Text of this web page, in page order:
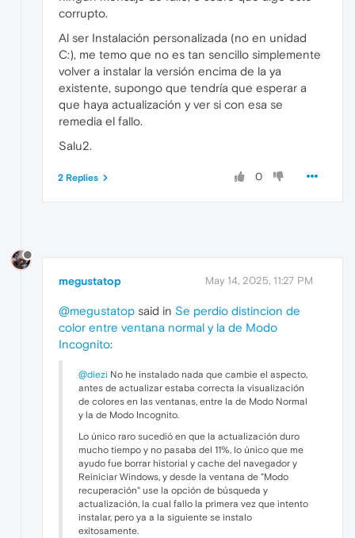
corrupto.
Al ser Instalación personalizada (no en unidad
C:), me temo que no es tan sencillo simplemente
volver a instalar la versión encima de la ya
existente, supongo que tendría que esperar a
que haya actualización y ver si con esa se
remedia el fallo.
Salu2.
0
2 Replies
megustatop May 14, 2025, 11:27 PM
@megustatop said in Se perdio distincion de
color entre ventana normal y la de Modo
Incognito:
@diezi No he instalado nada que cambie el aspecto,
antes de actualizar estaba correcta la visualización
de colores en las ventanas, entre la de Modo Normal
y la de Modo Incognito.
Lo único raro sucedió en que la actualización duro
mucho tiempo y no pasaba del 11%, lo único que me
ayudo fue borrar historial y cache del navegador y
Reiniciar Windows, y desde la ventana de "Modo
recuperación" use la opción de búsqueda y
actualización, la cual fallo la primera vez que intento
instalar, pero ya a la siguiente se instalo
exitosamente.